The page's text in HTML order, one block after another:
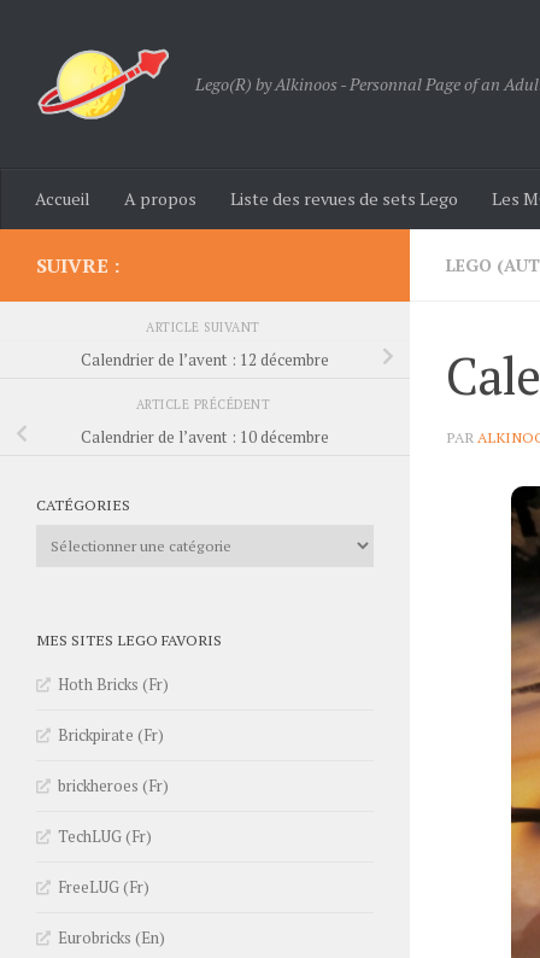
Lego(R) by Alkinoos - Personnal Page of an
Accueil A propos Liste des revues de sets Lego Les
LEGO
PAR
SUIVRE :
ARTICLE SUIVANT
Calendrier de l’avent : 12 décembre
ARTICLE PRÉCÉDENT
Calendrier de l’avent : 10 décembre
CATÉGORIES
Catégories
MES SITES LEGO FAVORIS
Hoth Bricks (Fr)
Brickpirate (Fr)
brickheroes (Fr)
TechLUG (Fr)
FreeLUG (Fr)
Eurobricks (En)